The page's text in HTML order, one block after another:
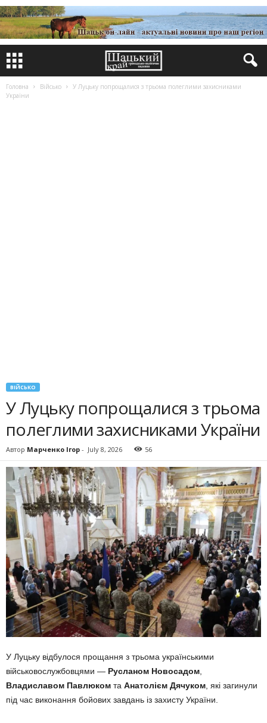
Головна Військо
У Луцьку попрощалися з трьома полеглими захисниками
України
ВІЙСЬКО
У Луцьку попрощалися з трьома
полеглими захисниками України
Автор Марченко Ігор - July 8, 2026 56
У Луцьку відбулося прощання з трьома українськими
військовослужбовцями — Русланом Новосадом,
Владиславом Павлюком та Анатолієм Дячуком, які загинули
під час виконання бойових завдань із захисту України.